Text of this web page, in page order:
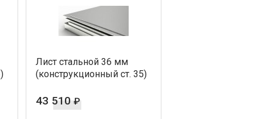
Лист стальной 36 мм
(конструкционный ст. 35)
43 510 ₽